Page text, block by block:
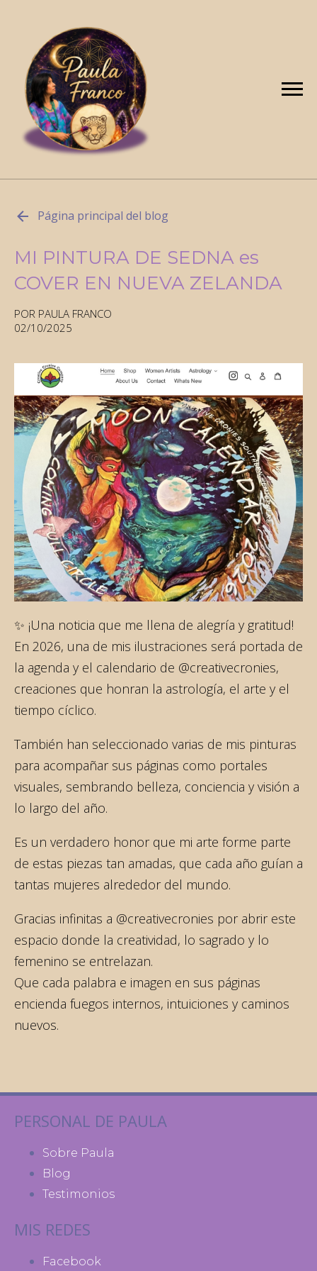
Página principal del blog
MI PINTURA DE SEDNA es
COVER EN NUEVA ZELANDA
POR PAULA FRANCO
02/10/2025
✨ ¡Una noticia que me llena de alegría y gratitud!
En 2026, una de mis ilustraciones será portada de
la agenda y el calendario de @creativecronies,
creaciones que honran la astrología, el arte y el
tiempo cíclico.
También han seleccionado varias de mis pinturas
para acompañar sus páginas como portales
visuales, sembrando belleza, conciencia y visión a
lo largo del año.
Es un verdadero honor que mi arte forme parte
de estas piezas tan amadas, que cada año guían a
tantas mujeres alrededor del mundo.
Gracias infinitas a @creativecronies por abrir este
espacio donde la creatividad, lo sagrado y lo
femenino se entrelazan.
Que cada palabra e imagen en sus páginas
encienda fuegos internos, intuiciones y caminos
nuevos.
PERSONAL DE PAULA
Sobre Paula
Blog
Testimonios
MIS REDES
Facebook